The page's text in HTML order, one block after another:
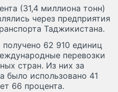
(31,4 миллиона тонн)
через предприятия
Таджикистана.
62 910 единиц
перевозки
стран. Из них за
было использовано 41
66 процента.